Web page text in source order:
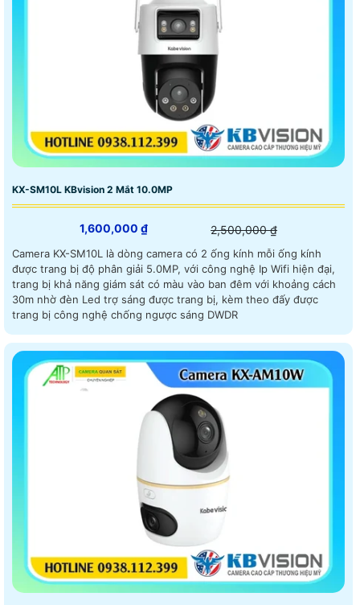
KX-SM10L KBvision 2 Mắt 10.0MP
1,600,000 ₫ 2,500,000 ₫
Camera KX-SM10L là dòng camera có 2 ống kính mỗi ống kính
được trang bị độ phân giải 5.0MP, với công nghệ Ip Wifi hiện đại,
trang bị khả năng giám sát có màu vào ban đêm với khoảng cách
30m nhờ đèn Led trợ sáng được trang bị, kèm theo đấy được
trang bị công nghệ chống ngược sáng DWDR